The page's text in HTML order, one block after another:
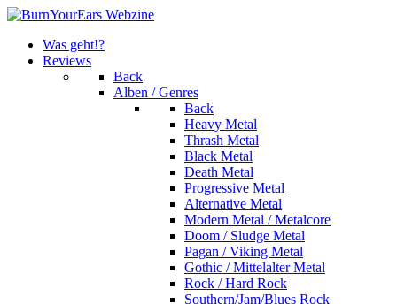
Was geht!?
Reviews
Back
Alben / Genres
Back
Heavy Metal
Thrash Metal
Black Metal
Death Metal
Progressive Metal
Alternative Metal
Modern Metal / Metalcore
Doom / Sludge Metal
Pagan / Viking Metal
Gothic / Mittelalter Metal
Rock / Hard Rock
Southern/Jam/Blues Rock